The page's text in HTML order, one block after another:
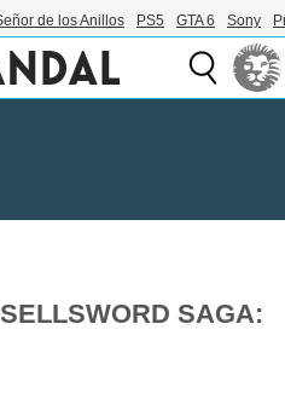
de los Anillos PS5 GTA 6 Sony
SAGA: